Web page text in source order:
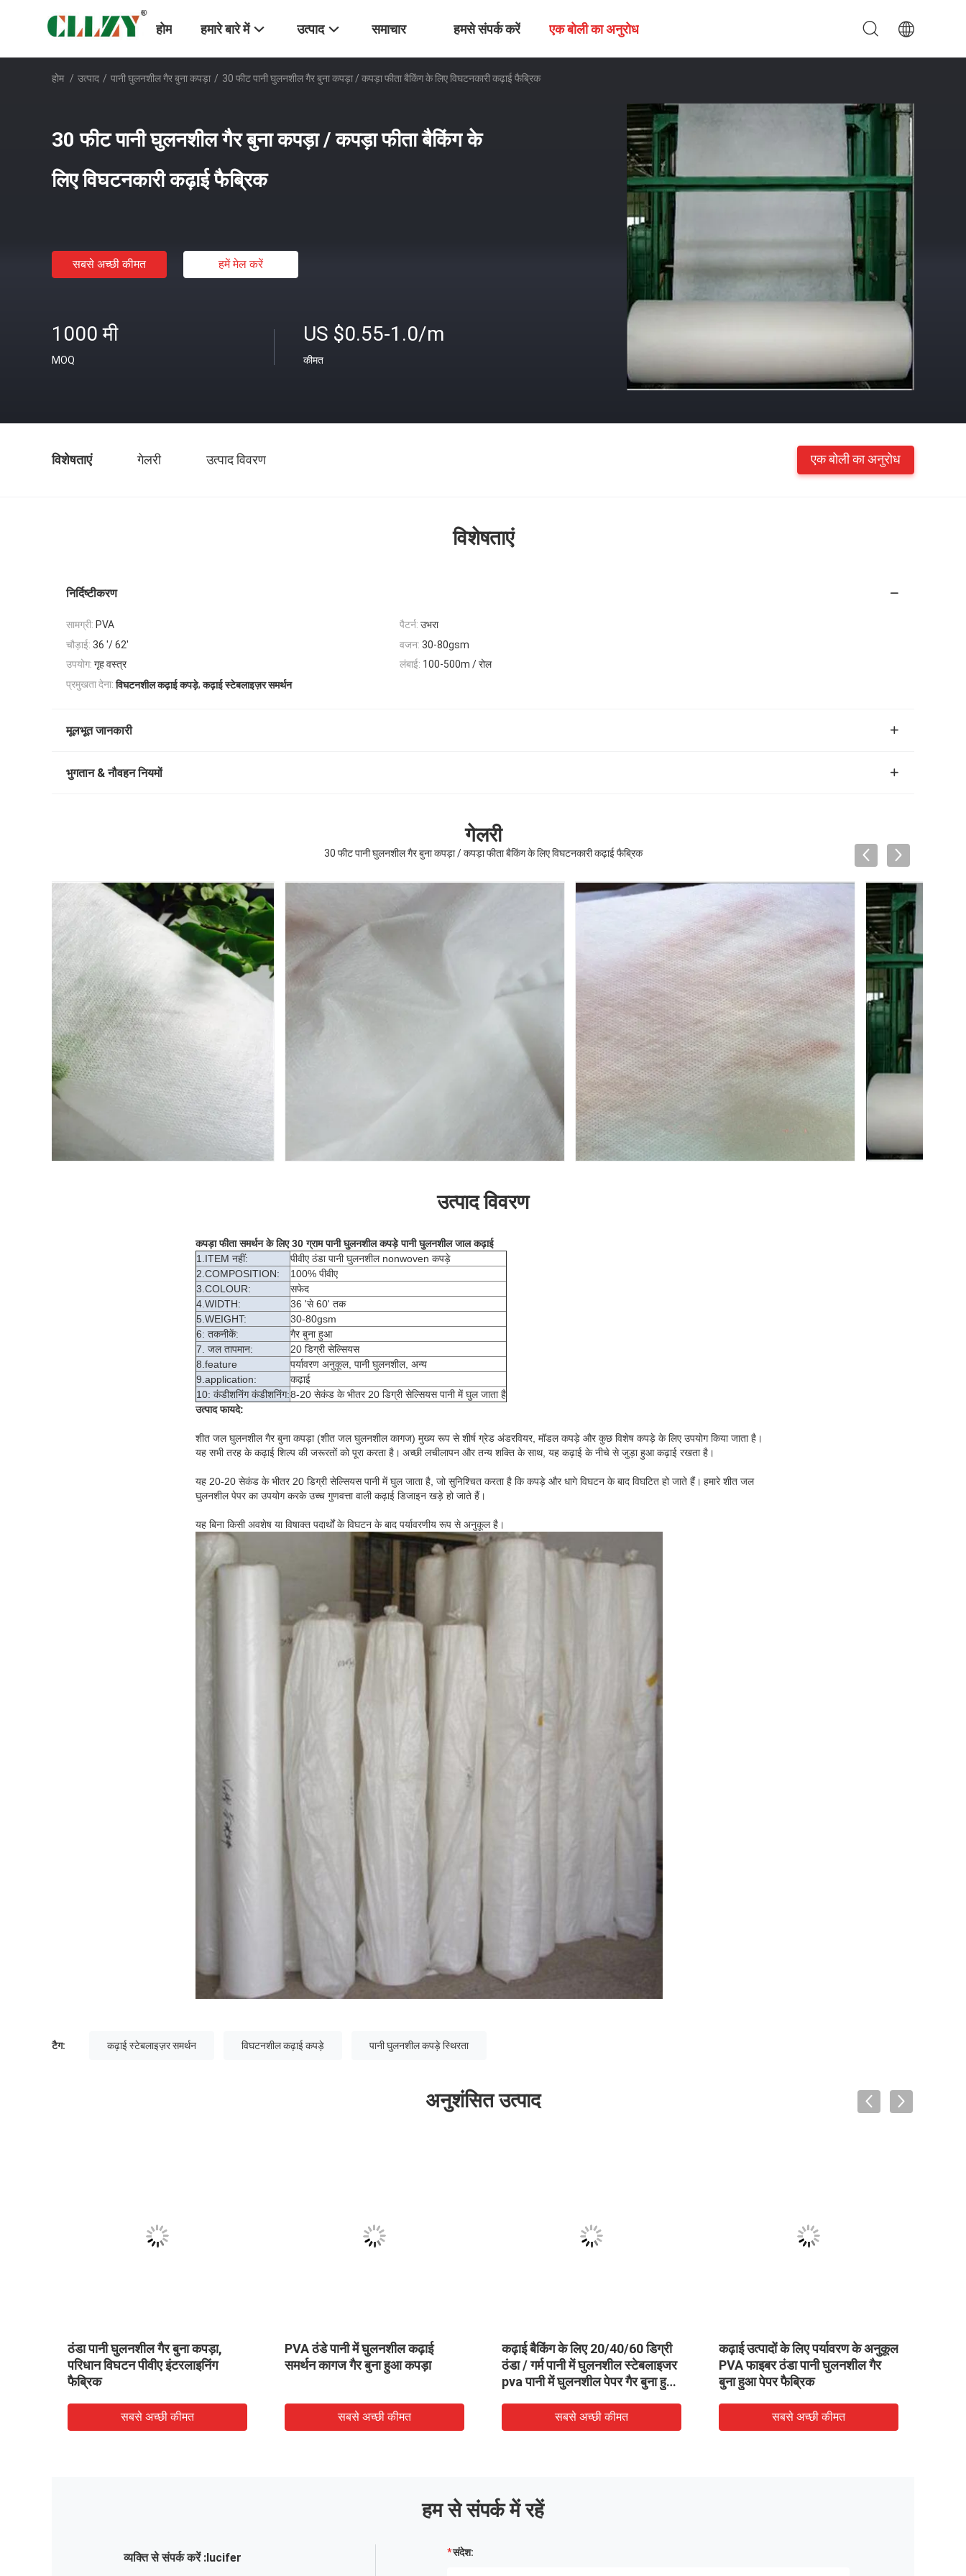
होम हमारे बारे में उत्पाद समाचार हमसे संपर्क करें एक बोली का अनुरोध
होम / उत्पाद / पानी घुलनशील गैर बुना कपड़ा / 30 फीट पानी घुलनशील गैर बुना कपड़ा / कपड़ा फीता बैकिंग के लिए विघटनकारी कढ़ाई फैब्रिक
30 फीट पानी घुलनशील गैर बुना कपड़ा / कपड़ा फीता बैकिंग के
लिए विघटनकारी कढ़ाई फैब्रिक
सबसे अच्छी कीमत हमें मेल करें
1000 मी
MOQ
US $0.55-1.0/m
कीमत
विशेषताएं गेलरी उत्पाद विवरण एक बोली का अनुरोध
विशेषताएं
निर्दिष्टीकरण
सामग्री: PVA पैटर्न: उभरा
चौड़ाई: 36 '/ 62' वजन: 30-80gsm
उपयोग: गृह वस्त्र लंबाई: 100-500m / रोल
प्रमुखता देना: विघटनशील कढ़ाई कपड़े,कढ़ाई स्टेबलाइज़र समर्थन
मूलभूत जानकारी
भुगतान & नौवहन नियमों
गेलरी
30 फीट पानी घुलनशील गैर बुना कपड़ा / कपड़ा फीता बैकिंग के लिए विघटनकारी कढ़ाई फैब्रिक
उत्पाद विवरण
कपड़ा फीता समर्थन के लिए 30 ग्राम पानी घुलनशील कपड़े पानी घुलनशील जाल कढ़ाई
1.ITEM नहीं:
पीवीए ठंडा पानी घुलनशील nonwoven कपड़े
2.COMPOSITION:
100% पीवीए
3.COLOUR:
सफेद
4.WIDTH:
36 'से 60' तक
5.WEIGHT:
30-80gsm
6: तकनीकें:
गैर बुना हुआ
7. जल तापमान:
20 डिग्री सेल्सियस
8.feature
पर्यावरण अनुकूल, पानी घुलनशील, अन्य
9.application:
कढ़ाई
10: कंडीशनिंग कंडीशनिंग:8-20 सेकंड के भीतर 20 डिग्री सेल्सियस पानी में घुल जाता है
उत्पाद फायदे:
शीत जल घुलनशील गैर बुना कपड़ा (शीत जल घुलनशील कागज) मुख्य रूप से शीर्ष ग्रेड अंडरवियर, मॉडल कपड़े और कुछ विशेष कपड़े के लिए उपयोग किया जाता है।
यह सभी तरह के कढ़ाई शिल्प की जरूरतों को पूरा करता है। अच्छी लचीलापन और तन्य शक्ति के साथ, यह कढ़ाई के नीचे से जुड़ा हुआ कढ़ाई रखता है।
यह 20-20 सेकंड के भीतर 20 डिग्री सेल्सियस पानी में घुल जाता है, जो सुनिश्चित करता है कि कपड़े और धागे विघटन के बाद विघटित हो जाते हैं। हमारे शीत जल
घुलनशील पेपर का उपयोग करके उच्च गुणवत्ता वाली कढ़ाई डिजाइन खड़े हो जाते हैं।
यह बिना किसी अवशेष या विषाक्त पदार्थों के विघटन के बाद पर्यावरणीय रूप से अनुकूल है।
टैग: कढ़ाई स्टेबलाइज़र समर्थन विघटनशील कढ़ाई कपड़े पानी घुलनशील कपड़े स्थिरता
अनुशंसित उत्पाद
के लिए पर्यावरण के अनुकूल
ठंडा पानी घुलनशील गैर
कढ़ाई के लिए पीवीए ठंडा पानी घुलनशील
गैर बुना कपड़ा उभरा पैटर्न
उभरा हुआ ठंडा पानी घुलनशील कपड़ा,
100% पीवीए कढ़ाई समर्थन
30 फीट पानी घुलनशील गैर बुना कपड़ा /
कपड़ा फीता बैकिंग के लिए विघटनकारी
कढ़ाई फैब्रिक
कढ़ाई पीवीए शीत जल
कपड़ा एसजीएस / एमएसडीएस
हम से संपर्क में रहें
व्यक्ति से संपर्क करें :lucifer संदेश: